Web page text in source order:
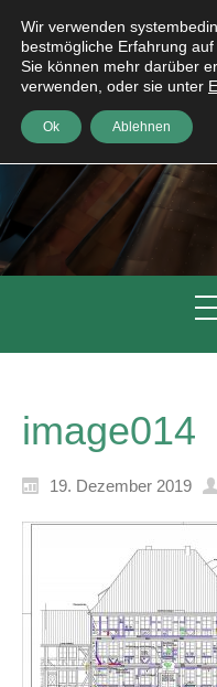
image014
19. Dezember 2019
Wir verwenden
bestmögliche Erfahrung
Sie können mehr darüber
verwenden, oder sie unter
Ok Ablehnen